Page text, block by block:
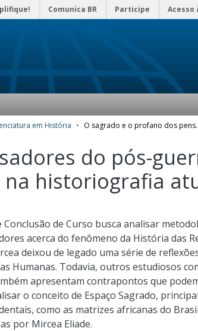
Comunica BR Participe Acesso
em História O sagrado e o profano dos
do pós-
na historiografia
Conclusão de Curso busca analisar
acerca do fenômeno da História das
deixou de legado uma série de
Humanas. Todavia, outros estudiosos
apresentam contrapontos que
o conceito de Espaço Sagrado,
como as matrizes africanas do
por Mircea Eliade.